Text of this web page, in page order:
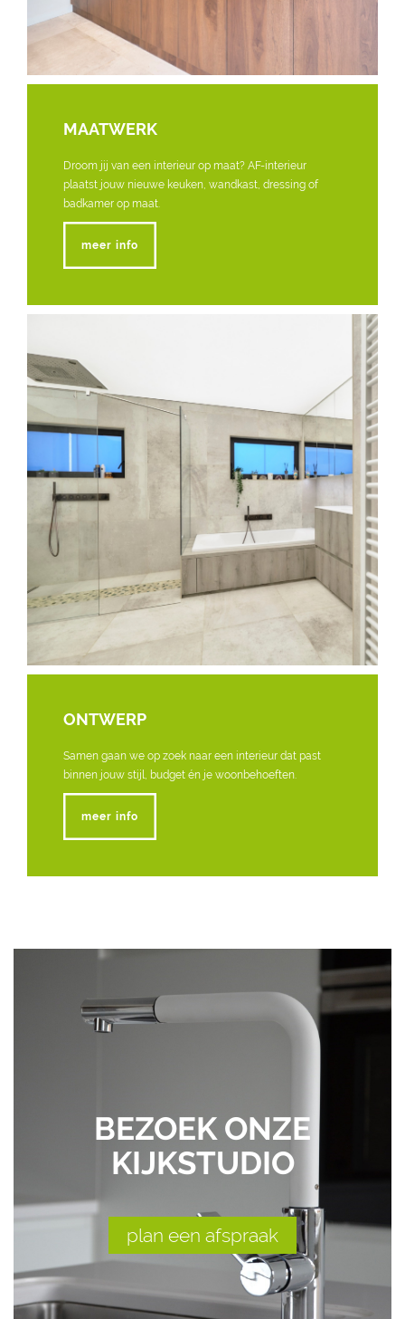
MAATWERK
Droom jij van een interieur op maat? AF-interieur
plaatst jouw nieuwe keuken, wandkast, dressing of
badkamer op maat.
meer info
ONTWERP
Samen gaan we op zoek naar een interieur dat past
binnen jouw stijl, budget én je woonbehoeften.
meer info
BEZOEK ONZE
KIJKSTUDIO
plan een afspraak